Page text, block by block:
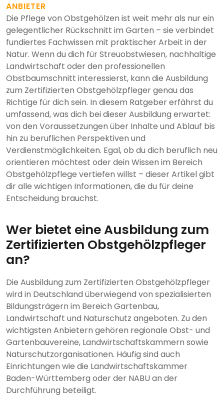
ANBIETER
Die Pflege von Obstgehölzen ist weit mehr als nur ein
gelegentlicher Rückschnitt im Garten – sie verbindet
fundiertes Fachwissen mit praktischer Arbeit in der
Natur. Wenn du dich für Streuobstwiesen, nachhaltige
Landwirtschaft oder den professionellen
Obstbaumschnitt interessierst, kann die Ausbildung
zum Zertifizierten Obstgehölzpfleger genau das
Richtige für dich sein. In diesem Ratgeber erfährst du
umfassend, was dich bei dieser Ausbildung erwartet:
von den Voraussetzungen über Inhalte und Ablauf bis
hin zu beruflichen Perspektiven und
Verdienstmöglichkeiten. Egal, ob du dich beruflich neu
orientieren möchtest oder dein Wissen im Bereich
Obstgehölzpflege vertiefen willst – dieser Artikel gibt
dir alle wichtigen Informationen, die du für deine
Entscheidung brauchst.
Wer bietet eine Ausbildung zum
Zertifizierten Obstgehölzpfleger
an?
Die Ausbildung zum Zertifizierten Obstgehölzpfleger
wird in Deutschland überwiegend von spezialisierten
Bildungsträgern im Bereich Gartenbau,
Landwirtschaft und Naturschutz angeboten. Zu den
wichtigsten Anbietern gehören regionale Obst- und
Gartenbauvereine, Landwirtschaftskammern sowie
Naturschutzorganisationen. Häufig sind auch
Einrichtungen wie die Landwirtschaftskammer
Baden-Württemberg oder der NABU an der
Durchführung beteiligt.